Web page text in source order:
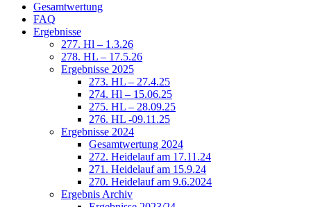
Gesamtwertung
FAQ
Ergebnisse
277. Hl – 1.3.26
278. HL – 17.5.26
Ergebnisse 2025
273. HL – 27.4.25
274. Hl – 15.06.25
275. HL – 28.09.25
276. HL -09.11.25
Ergebnisse 2024
Gesamtwertung 2024
272. Heidelauf am 17.11.24
271. Heidelauf am 15.9.24
270. Heidelauf am 9.6.2024
Ergebnis Archiv